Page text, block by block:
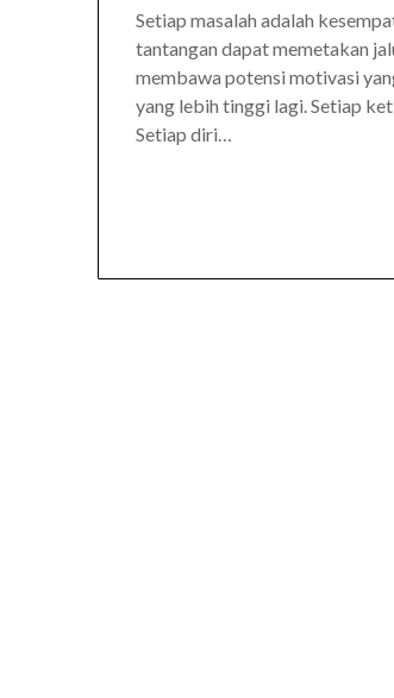
Setiap masalah adalah
tantangan dapat memetakan
membawa potensi motivasi
yang lebih tinggi lagi. Setiap
Setiap diri…